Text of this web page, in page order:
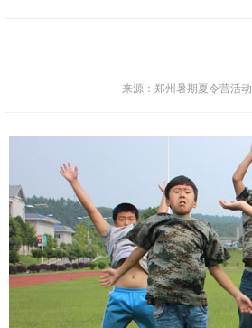
来源：郑州暑期夏令营活动